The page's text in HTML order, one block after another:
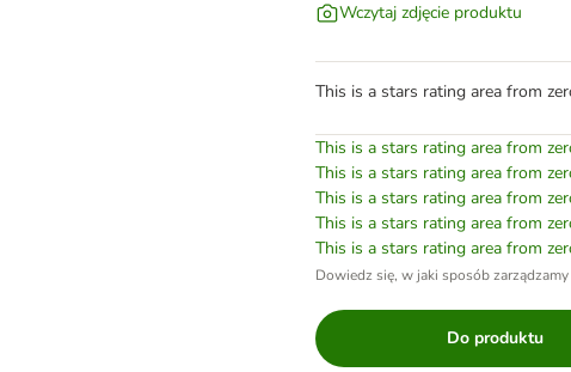
Wczytaj zdjęcie produktu
This is a stars rating area from
This is a stars rating area from
This is a stars rating area from
This is a stars rating area from
This is a stars rating area from
This is a stars rating area from
Dowiedz się, w jaki sposób
Do produktu